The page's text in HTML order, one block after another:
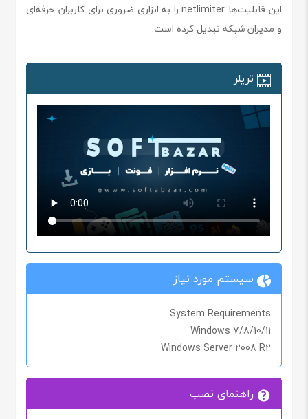
این قابلیت‌ها netlimiter را به ابزاری ضروری برای کاربران حرفه‌ای
و مدیران شبکه تبدیل کرده است.
تریلر
سیستم مورد نیاز
System Requirements
Windows 7/8/10/11
Windows Server 2008 R2
راهنمای نصب